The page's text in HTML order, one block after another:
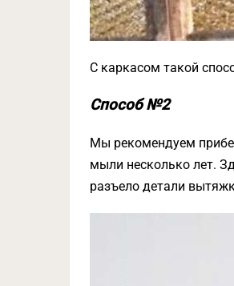
С каркасом такой
Способ №2
Мы рекомендуем
мыли несколько лет.
разъело детали